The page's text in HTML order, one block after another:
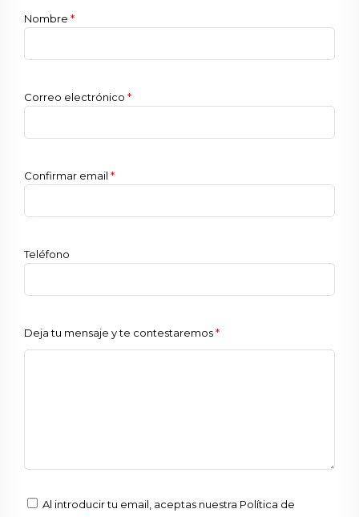
Nombre *
Correo electrónico *
Confirmar email *
Teléfono
Deja tu mensaje y te contestaremos*
Al introducir tu email, aceptas nuestra Política de